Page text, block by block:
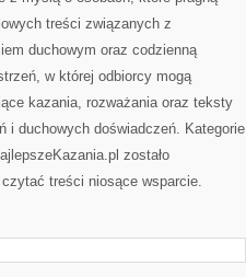
treści związanych z
duchowym oraz codzienną
w której odbiorcy mogą
kazania, rozważania oraz teksty
i duchowych doświadczeń. Kategorie
zostało
treści niosące wsparcie.